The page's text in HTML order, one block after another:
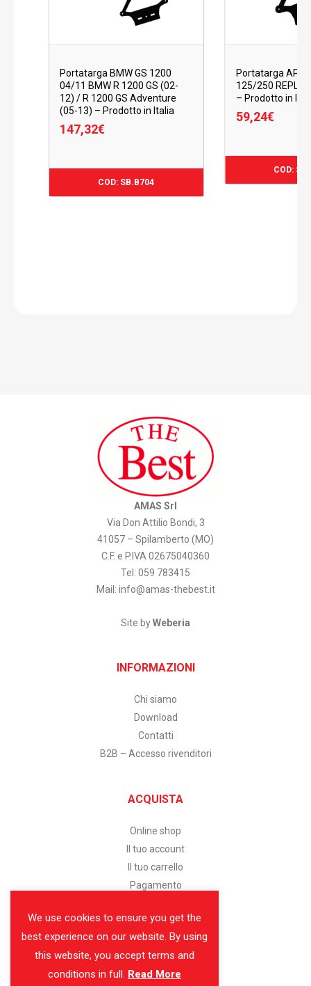
Portatarga BMW GS 1200
04/11 BMW R 1200 GS (02-
12) / R 1200 GS Adventure
(05-13) – Prodotto in Italia
147,32€
COD: SB.B704
Portatarga
125/250
– Prodotto in
59,24€
COD:
€
AMAS Srl
Via Don Attilio Bondi, 3
41057 – Spilamberto (MO)
C.F. e P.IVA 02675040360
Tel: 059 783415
Mail: info@amas-thebest.it
Site byWeberia
INFORMAZIONI
Chi siamo
Download
Contatti
B2B – Accesso rivenditori
ACQUISTA
Online shop
Il tuo account
Il tuo carrello
Pagamento
SERVIZIO CLIENTI
Assistenza clienti
Modalità di pagamento
We use cookies to ensure you get the
best experience on our website. By using
this website, you accept terms and
conditions in full. Read More